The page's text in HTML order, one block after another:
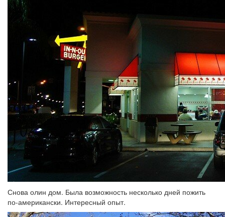
Снова олин дом. Была возможность несколько дней пожить
по-американски. Интересный опыт.